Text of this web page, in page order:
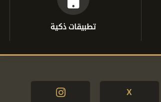
تطبيقات ذكية
X